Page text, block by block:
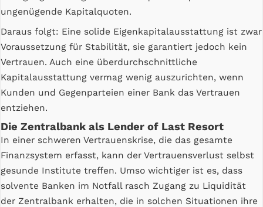
ungenügende Kapitalquoten.
Daraus folgt: Eine solide Eigenkapitalausstattung ist zwar
Voraussetzung für Stabilität, sie garantiert jedoch kein
Vertrauen. Auch eine überdurchschnittliche
Kapitalausstattung vermag wenig auszurichten, wenn
Kunden und Gegenparteien einer Bank das Vertrauen
entziehen.
Die Zentralbank als Lender of Last Resort
In einer schweren Vertrauenskrise, die das gesamte
Finanzsystem erfasst, kann der Vertrauensverlust selbst
gesunde Institute treffen. Umso wichtiger ist es, dass
solvente Banken im Notfall rasch Zugang zu Liquidität
der Zentralbank erhalten, die in solchen Situationen ihre